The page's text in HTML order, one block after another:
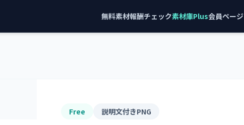
無料素材報酬チェック素材庫Plus会員ページ
Free 説明文付きPNG